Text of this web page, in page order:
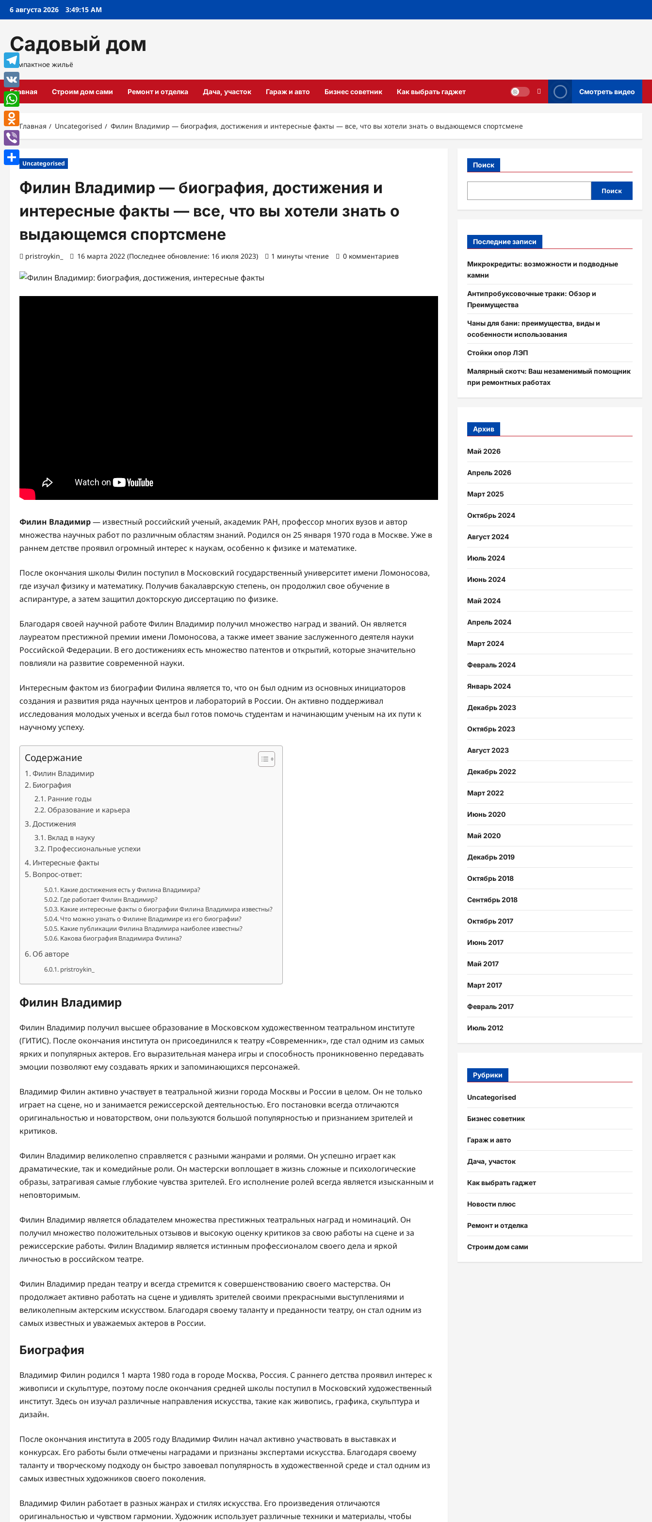
Перейти
6 августа 2026 3:49:16 AM
Садовый дом
Компактное жильё
Главная Строим дом сами Ремонт и отделка Дача, участок Гараж и авто Бизнес советник Как выбрать гаджет Смотреть видео
Главная Uncategorised Филин Владимир — биография, достижения и интересные факты — все, что вы хотели знать о выдающемся спортсмене
Uncategorised
Филин Владимир — биография, достижения и
интересные факты — все, что вы хотели знать о
выдающемся спортсмене
pristroykin_ 16 марта 2022 (Последнее обновление: 16 июля 2023) 1 минуты чтение 0 комментариев
Филин Владимир— известный российский ученый, академик РАН, профессор многих вузов и автор
множества научных работ по различным областям знаний. Родился он 25 января 1970 года в Москве. Уже в
раннем детстве проявил огромный интерес к наукам, особенно к физике и математике.
После окончания школы Филин поступил в Московский государственный университет имени Ломоносова,
где изучал физику и математику. Получив бакалаврскую степень, он продолжил свое обучение в
аспирантуре, а затем защитил докторскую диссертацию по физике.
Благодаря своей научной работе Филин Владимир получил множество наград и званий. Он является
лауреатом престижной премии имени Ломоносова, а также имеет звание заслуженного деятеля науки
Российской Федерации. В его достижениях есть множество патентов и открытий, которые значительно
повлияли на развитие современной науки.
Интересным фактом из биографии Филина является то, что он был одним из основных инициаторов
создания и развития ряда научных центров и лабораторий в России. Он активно поддерживал
исследования молодых ученых и всегда был готов помочь студентам и начинающим ученым на их пути к
научному успеху.
Содержание
Филин Владимир
Биография
Ранние годы
Образование и карьера
Достижения
Вклад в науку
Профессиональные успехи
Интересные факты
Вопрос-ответ:
Какие достижения есть у Филина Владимира?
Где работает Филин Владимир?
Какие интересные факты о биографии Филина Владимира известны?
Что можно узнать о Филине Владимире из его биографии?
Какие публикации Филина Владимира наиболее известны?
Какова биография Владимира Филина?
Об авторе
pristroykin_
Филин Владимир
Филин Владимир получил высшее образование в Московском художественном театральном институте
(ГИТИС). После окончания института он присоединился к театру «Современник», где стал одним из самых
ярких и популярных актеров. Его выразительная манера игры и способность проникновенно передавать
эмоции позволяют ему создавать ярких и запоминающихся персонажей.
Владимир Филин активно участвует в театральной жизни города Москвы и России в целом. Он не только
играет на сцене, но и занимается режиссерской деятельностью. Его постановки всегда отличаются
оригинальностью и новаторством, они пользуются большой популярностью и признанием зрителей и
критиков.
Филин Владимир великолепно справляется с разными жанрами и ролями. Он успешно играет как
драматические, так и комедийные роли. Он мастерски воплощает в жизнь сложные и психологические
образы, затрагивая самые глубокие чувства зрителей. Его исполнение ролей всегда является изысканным и
неповторимым.
Филин Владимир является обладателем множества престижных театральных наград и номинаций. Он
получил множество положительных отзывов и высокую оценку критиков за свою работы на сцене и за
режиссерские работы. Филин Владимир является истинным профессионалом своего дела и яркой
личностью в российском театре.
Филин Владимир предан театру и всегда стремится к совершенствованию своего мастерства. Он
продолжает активно работать на сцене и удивлять зрителей своими прекрасными выступлениями и
великолепным актерским искусством. Благодаря своему таланту и преданности театру, он стал одним из
самых известных и уважаемых актеров в России.
Биография
Владимир Филин родился 1 марта 1980 года в городе Москва, Россия. С раннего детства проявил интерес к
живописи и скульптуре, поэтому после окончания средней школы поступил в Московский художественный
институт. Здесь он изучал различные направления искусства, такие как живопись, графика, скульптура и
дизайн.
После окончания института в 2005 году Владимир Филин начал активно участвовать в выставках и
конкурсах. Его работы были отмечены наградами и признаны экспертами искусства. Благодаря своему
таланту и творческому подходу он быстро завоевал популярность в художественной среде и стал одним из
самых известных художников своего поколения.
Владимир Филин работает в разных жанрах и стилях искусства. Его произведения отличаются
оригинальностью и чувством гармонии. Художник использует различные техники и материалы, чтобы
Поиск
Поиск
Последние записи
Микрокредиты: возможности и подводные
камни
Антипробуксовочные траки: Обзор и
Преимущества
Чаны для бани: преимущества, виды и
особенности использования
Стойки опор ЛЭП
Малярный скотч: Ваш незаменимый помощник
при ремонтных работах
Архив
Май 2026
Апрель 2026
Март 2025
Октябрь 2024
Август 2024
Июль 2024
Июнь 2024
Май 2024
Апрель 2024
Март 2024
Февраль 2024
Январь 2024
Декабрь 2023
Октябрь 2023
Август 2023
Декабрь 2022
Март 2022
Июнь 2020
Май 2020
Декабрь 2019
Октябрь 2018
Сентябрь 2018
Октябрь 2017
Июнь 2017
Май 2017
Март 2017
Февраль 2017
Июль 2012
Рубрики
Uncategorised
Бизнес советник
Гараж и авто
Дача, участок
Как выбрать гаджет
Новости плюс
Ремонт и отделка
Строим дом сами
Telegram
VK
WhatsApp
Odnoklassniki
Viber